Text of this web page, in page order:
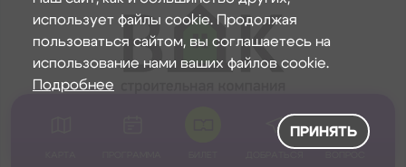
использует файлы cookie. Продолжая
пользоваться сайтом, вы соглашаетесь на
использование нами ваших файлов cookie.
Подробнее
ПРИНЯТЬ